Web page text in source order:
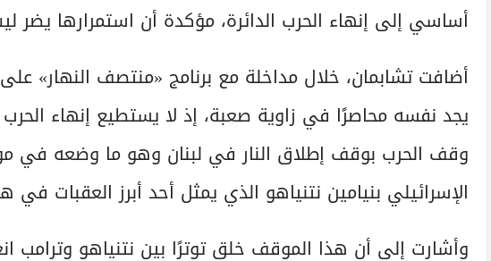
أساسي إلى إنهاء الحرب الدائرة، مؤكدة أن استمرارها يضر
أضافت تشابمان، خلال مداخلة مع برنامج «منتصف النهار» على
يجد نفسه محاصرًا في زاوية صعبة، إذ لا يستطيع إنهاء
وقف الحرب بوقف إطلاق النار في لبنان وهو ما وضعه في
الإسرائيلي بنيامين نتنياهو الذي يمثل أحد أبرز العقبات في
وأشارت إلى أن هذا الموقف خلق توترًا بين نتنياهو